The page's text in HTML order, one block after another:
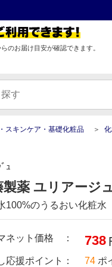
のお届け目安が確認できます。
スキンケア・基礎化粧品
ｭ
製薬 ユリアージ
100%のうるおい化粧水
ネット価格 ： 738
応援ポイント：
74 ポ